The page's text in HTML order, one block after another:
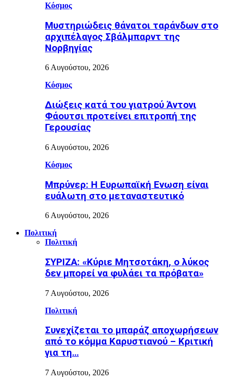
Κόσμος
Μυστηριώδεις θάνατοι ταράνδων στο
αρχιπέλαγος Σβάλμπαρντ της
Νορβηγίας
6 Αυγούστου, 2026
Κόσμος
Διώξεις κατά του γιατρού Άντονι
Φάουτσι προτείνει επιτροπή της
Γερουσίας
6 Αυγούστου, 2026
Κόσμος
Μπρύνερ: Η Ευρωπαϊκή Ενωση είναι
ευάλωτη στο μεταναστευτικό
6 Αυγούστου, 2026
Πολιτική
Πολιτική
ΣΥΡΙΖΑ: «Κύριε Μητσοτάκη, ο λύκος
δεν μπορεί να φυλάει τα πρόβατα»
7 Αυγούστου, 2026
Πολιτική
Συνεχίζεται το μπαράζ αποχωρήσεων
από το κόμμα Καρυστιανού – Κριτική
για τη…
7 Αυγούστου, 2026